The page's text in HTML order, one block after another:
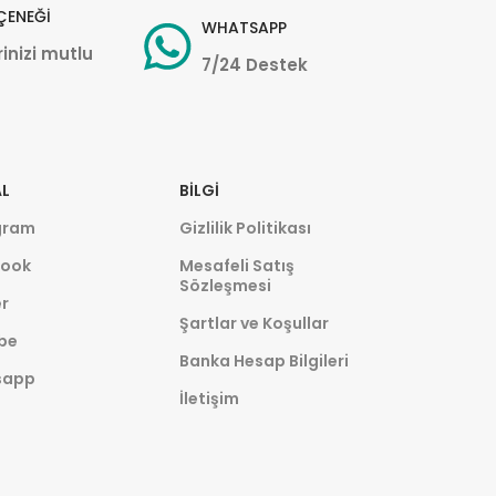
mutlu
WHATSAPP
7/24 Destek
BILGI
Gizlilik Politikası
Mesafeli Satış
Sözleşmesi
Şartlar ve Koşullar
Banka Hesap Bilgileri
İletişim